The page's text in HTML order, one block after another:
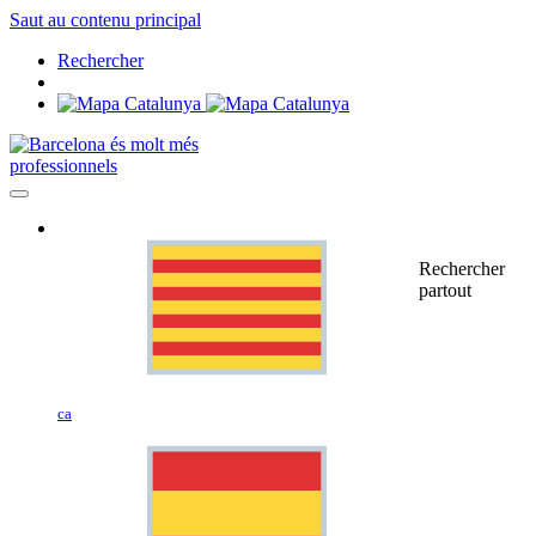
Saut au contenu principal
Rechercher
professionnels
ca
Rechercher
partout